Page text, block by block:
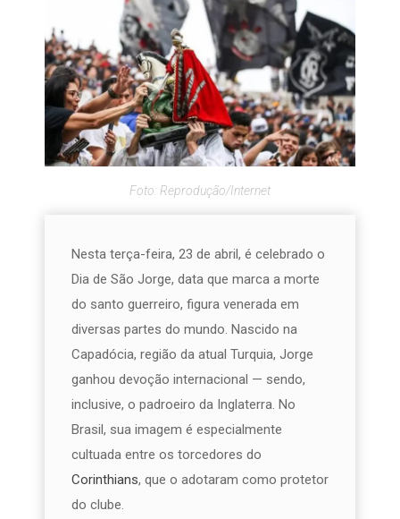
Foto: Reprodução/Internet
Nesta terça-feira, 23 de abril, é celebrado o
Dia de São Jorge, data que marca a morte
do santo guerreiro, figura venerada em
diversas partes do mundo. Nascido na
Capadócia, região da atual Turquia, Jorge
ganhou devoção internacional — sendo,
inclusive, o padroeiro da Inglaterra. No
Brasil, sua imagem é especialmente
cultuada entre os torcedores do
Corinthians, que o adotaram como protetor
do clube.